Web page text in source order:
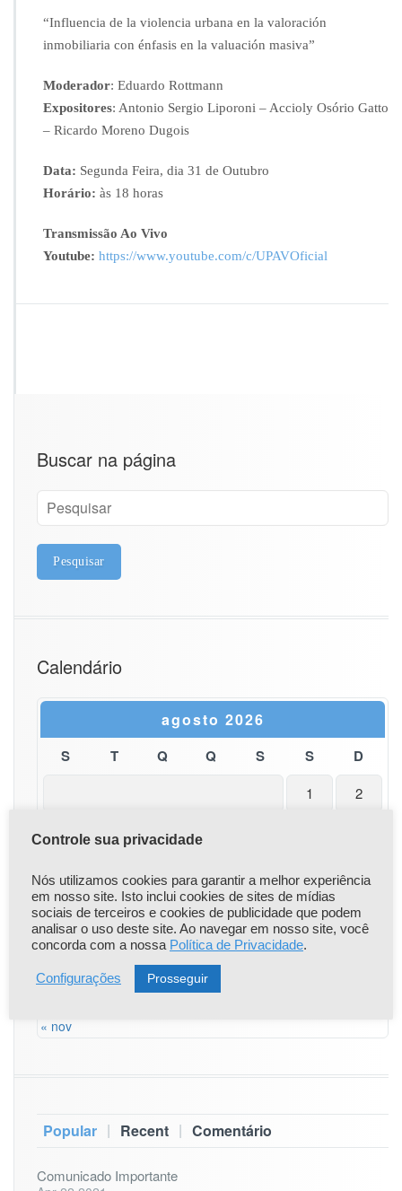
S
A
I
2
o
“Influencia de la violencia urbana en la valoración
inmobiliaria con énfasis en la valuación masiva”
Moderador: Eduardo Rottmann
Expositores: Antonio Sergio Liporoni – Accioly Osório Gatto
– Ricardo Moreno Dugois
Data: Segunda Feira, dia 31 de Outubro
Horário: às 18 horas
Transmissão Ao Vivo
Youtube: https://www.youtube.com/c/UPAVOficial
Buscar na página
Calendário
agosto 2026
S T Q Q S S D
1 2
3 4 5
10 11 12 13 14 15 16
17 18 19 20 21 22 23
24 25 26 27 28 29
« nov
Popular | Recent | Comentário
Comunicado Importante
Controle sua privacidade
Nós utilizamos cookies para garantir a melhor experiência
em nosso site. Isto inclui cookies de sites de mídias
sociais de terceiros e cookies de publicidade que podem
analisar o uso deste site. Ao navegar em nosso site, você
concorda com a nossa Política de Privacidade.
Configurações Prosseguir